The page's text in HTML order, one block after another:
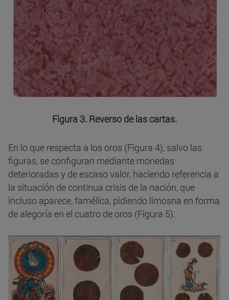
Figura 3. Reverso de las cartas.
En lo que respecta a los oros (Figura 4), salvo las
figuras, se configuran mediante monedas
deterioradas y de escaso valor, haciendo referencia a
la situación de continua crisis de la nación, que
incluso aparece, famélica, pidiendo limosna en forma
de alegoría en el cuatro de oros (Figura 5).